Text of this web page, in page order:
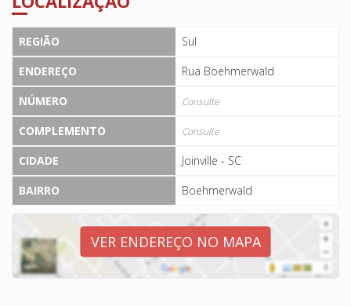
REGIÃO
Sul
ENDEREÇO
Rua Boehmerwald
NÚMERO
Consulte
COMPLEMENTO Consulte
CIDADE
Joinville - SC
BAIRRO
Boehmerwald
VER ENDEREÇO NO MAPA